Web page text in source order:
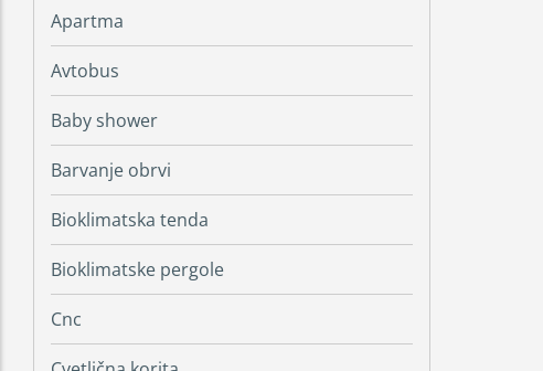
Apartma
Avtobus
Baby shower
Barvanje obrvi
Bioklimatska tenda
Bioklimatske pergole
Cnc